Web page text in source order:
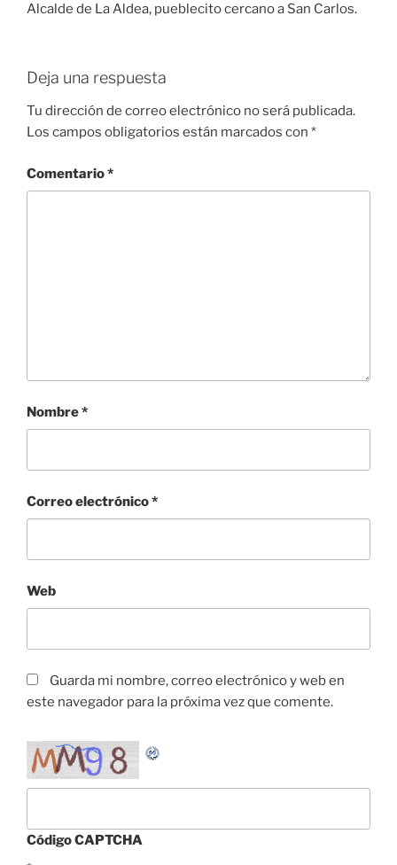
Alcalde de La Aldea, pueblecito cercano a San Carlos.
Deja una respuesta
Tu dirección de correo electrónico no será publicada.
Los campos obligatorios están marcados con *
Comentario*
Nombre*
Correo electrónico*
Web
Guarda mi nombre, correo electrónico y web en
este navegador para la próxima vez que comente.
Código CAPTCHA